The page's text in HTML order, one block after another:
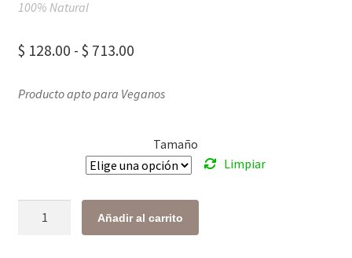
100% Natural
$ 128.00 - $ 713.00Rango
precios:
$ 128.00
hasta
$ 713.00
Producto apto para Veganos
Tamaño
Limpiar
Añadir al carrito